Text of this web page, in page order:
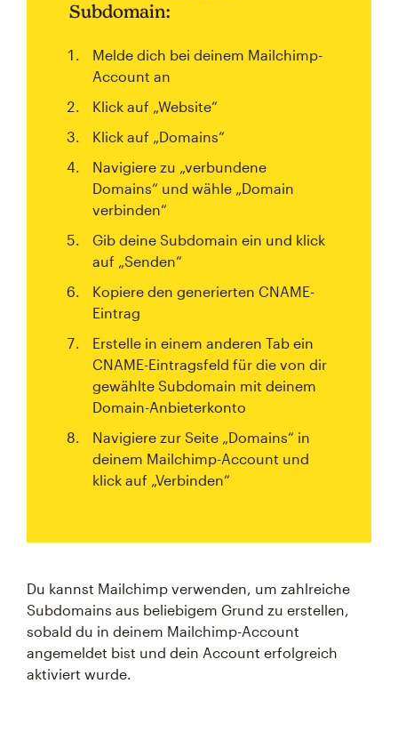
Subdomain:
Melde dich bei deinem Mailchimp-
Account an
Klick auf „Website“
Klick auf „Domains“
Navigiere zu „verbundene
Domains“ und wähle „Domain
verbinden“
Gib deine Subdomain ein und klick
auf „Senden“
Kopiere den generierten CNAME-
Eintrag
Erstelle in einem anderen Tab ein
CNAME-Eintragsfeld für die von dir
gewählte Subdomain mit deinem
Domain-Anbieterkonto
Navigiere zur Seite „Domains“ in
deinem Mailchimp-Account und
klick auf „Verbinden“
Du kannst Mailchimp verwenden, um zahlreiche
Subdomains aus beliebigem Grund zu erstellen,
sobald du in deinem Mailchimp-Account
angemeldet bist und dein Account erfolgreich
aktiviert wurde.